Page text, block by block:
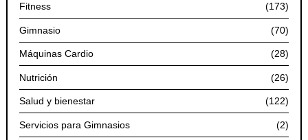
Fitness (173)
Gimnasio (70)
Máquinas Cardio (28)
Nutrición (26)
Salud y bienestar (122)
Servicios para Gimnasios (2)